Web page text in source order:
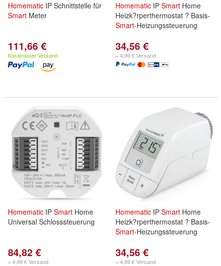
Homematic IP Schnittstelle für
Smart Meter
111,66 €
Kostenloser Versand
Homematic IP Smart Home
Heizk?rperthermostat ? Basis-
Smart-Heizungssteuerung
34,56 €
+ 4,99 € Versand
Homematic IP Smart Home
Universal Schlosssteuerung
84,82 €
+ 4,99 € Versand
Homematic IP Smart Home
Heizk?rperthermostat ? Basis-
Smart-Heizungssteuerung
34,56 €
+ 4,99 € Versand